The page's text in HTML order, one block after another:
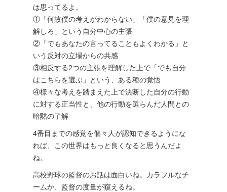
は思ってるよ。
①「何故僕の考えがわからない」「僕の意見を理
解しろ」という自分中心の主張
②「でもあなたの言ってることもよくわかる」と
いう反対の立場からの共感
③相反する2つの主張を理解した上で「でも自分
はこちらを選ぶ」という、ある種の覚悟
④様々な考えを踏まえた上で決断した自分の行動
に対する正当性と、他の行動を選らんだ人間との
暗黙の了解
4番目までの感覚を個々人が認知できるようにな
れば、この世界はもっと良くなると思うんだよ
ね。
高校野球の監督のお話は面白いね。カラフルなチ
ームか、監督の度量が窺えるね。